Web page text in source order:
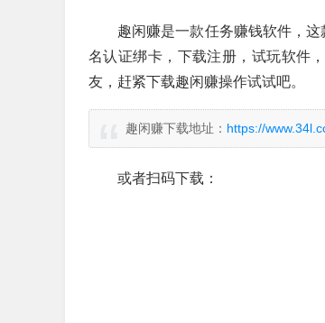
趣闲赚是一款任务赚钱软件，
名认证绑卡，下载注册，试玩软件
友，赶紧下载趣闲赚操作试试吧。
趣闲赚下载地址： https://
或者扫码下载：